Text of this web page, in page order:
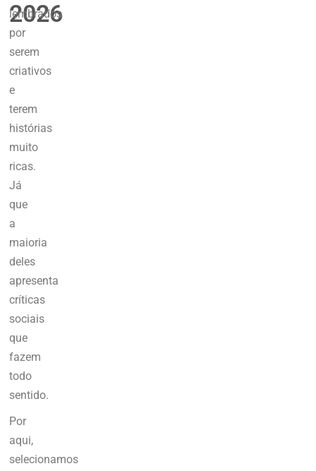
2026
lembrados
por
serem
criativos
e
terem
histórias
muito
ricas.
Já
que
a
maioria
deles
apresenta
críticas
sociais
que
fazem
todo
sentido.
Por
aqui,
selecionamos